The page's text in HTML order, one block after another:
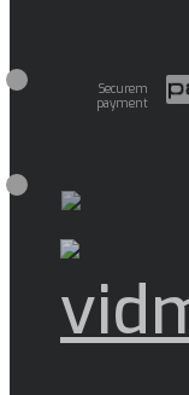
Securem
payment